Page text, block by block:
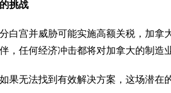
挑战
白宫并威胁可能实施高额关税，加拿
，任何经济冲击都将对加拿大的制造
果无法找到有效解决方案，这场潜在